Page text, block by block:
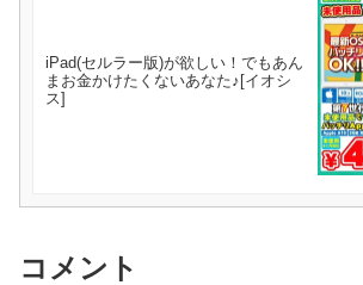
iPad(セルラー版)が欲しい！でもあん
まお金かけたくないあなた♪[イオシ
ス]
コメント